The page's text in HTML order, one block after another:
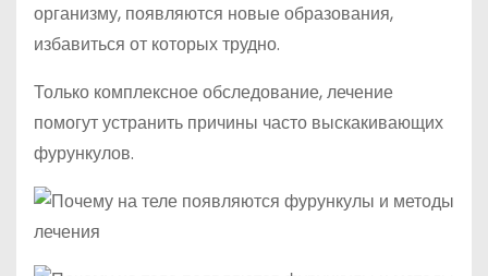
организму, появляются новые образования,
избавиться от которых трудно.
Только комплексное обследование, лечение
помогут устранить причины часто выскакивающих
фурункулов.